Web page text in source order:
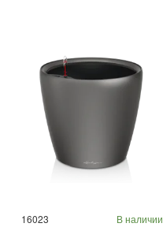
16023 В наличии